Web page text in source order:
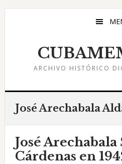
Saltar
Saltar
Saltar
ARCHIVO HISTÓRICO
José Arechabala
José Arechabala
Cárdenas en